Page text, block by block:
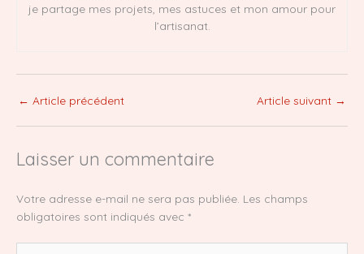
je partage mes projets, mes astuces et mon amour pour
l’artisanat.
← Article précédent Article suivant →
Laisser un commentaire
Votre adresse e-mail ne sera pas publiée. Les champs
obligatoires sont indiqués avec *